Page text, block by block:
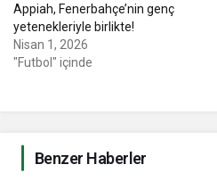
Appiah, Fenerbahçe’nin genç
yetenekleriyle birlikte!
Nisan 1, 2026
"Futbol" içinde
Benzer Haberler